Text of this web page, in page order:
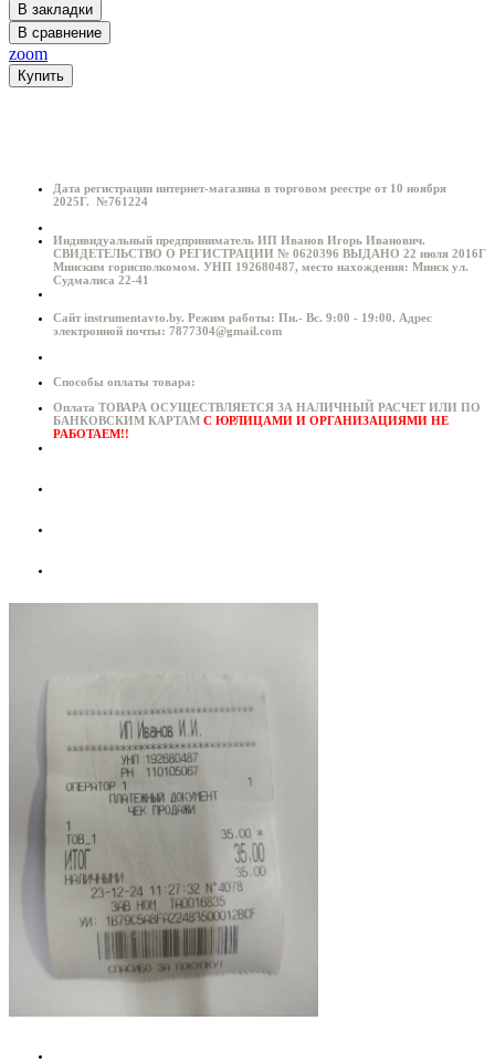
В закладки
В сравнение
zoom
Купить
Дата регистрации интернет-магазина в торговом реестре от 10 ноября
2025Г. №761224
Индивидуальный предприниматель ИП Иванов Игорь Иванович.
СВИДЕТЕЛЬСТВО О РЕГИСТРАЦИИ № 0620396 ВЫДАНО 22 июля 2016Г
Минским горисполкомом. УНП 192680487, место нахождения: Минск ул.
Судмалиса 22-41
Сайт instrumentavto.by. Режим работы: Пн.- Вс. 9:00 - 19:00. Адрес
электронной почты: 7877304@gmail.com
Способы оплаты товара:
Оплата ТОВАРА ОСУЩЕСТВЛЯЕТСЯ ЗА НАЛИЧНЫЙ РАСЧЕТ ИЛИ ПО
БАНКОВСКИМ КАРТАМ С ЮРЛИЦАМИ И ОРГАНИЗАЦИЯМИ НЕ
РАБОТАЕМ!!